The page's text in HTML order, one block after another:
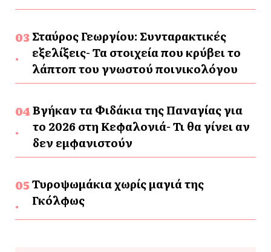
Σταύρος Γεωργίου: Συνταρακτικές
εξελίξεις- Τα στοιχεία που κρύβει το
λάπτοπ του γνωστού ποινικολόγου
Βγήκαν τα Φιδάκια της Παναγίας για
το 2026 στη Κεφαλονιά- Τι θα γίνει αν
δεν εμφανιστούν
Τυροψωμάκια χωρίς μαγιά της
Γκόλφως